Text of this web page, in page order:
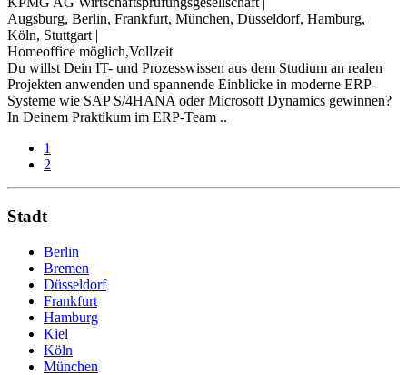
Augsburg, Berlin, Frankfurt, München, Düsseldorf, Hamburg,
Köln, Stuttgart |
Homeoffice möglich,Vollzeit
Du willst Dein IT- und Prozesswissen aus dem Studium an realen
Projekten anwenden und spannende Einblicke in moderne ERP-
Systeme wie SAP S/4HANA oder Microsoft Dynamics gewinnen?
In Deinem Praktikum im ERP-Team ..
1
2
Stadt
Berlin
Bremen
Düsseldorf
Frankfurt
Hamburg
Kiel
Köln
München